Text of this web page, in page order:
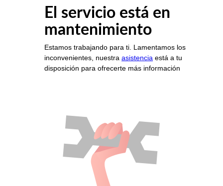
El servicio está en
mantenimiento
Estamos trabajando para ti. Lamentamos los
inconvenientes, nuestra asistencia está a tu
disposición para ofrecerte más información